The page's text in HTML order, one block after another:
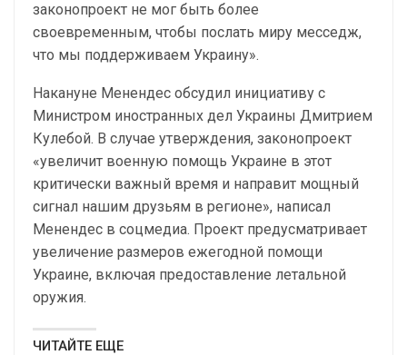
законопроект не мог быть более
своевременным, чтобы послать миру месседж,
что мы поддерживаем Украину».
Накануне Менендес обсудил инициативу с
Министром иностранных дел Украины Дмитрием
Кулебой. В случае утверждения, законопроект
«увеличит военную помощь Украине в этот
критически важный время и направит мощный
сигнал нашим друзьям в регионе», написал
Менендес в соцмедиа. Проект предусматривает
увеличение размеров ежегодной помощи
Украине, включая предоставление летальной
оружия.
ЧИТАЙТЕ ЕЩЕ